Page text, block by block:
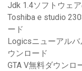
Jdk 1.4ソフトウェ
Toshiba e studio
ード
Logicsニューアル
ウンロード
GTA V無料ダウンロ